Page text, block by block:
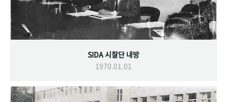
SIDA 시찰단 내방
1970.01.01